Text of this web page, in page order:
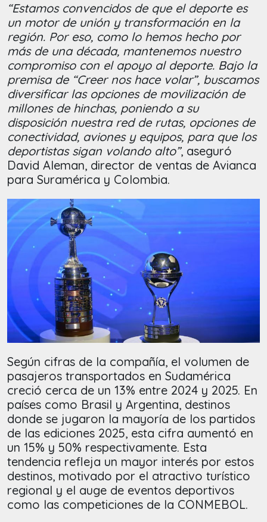
“Estamos convencidos de que el deporte es
un motor de unión y transformación en la
región. Por eso, como lo hemos hecho por
más de una década, mantenemos nuestro
compromiso con el apoyo al deporte. Bajo la
premisa de “Creer nos hace volar”, buscamos
diversificar las opciones de movilización de
millones de hinchas, poniendo a su
disposición nuestra red de rutas, opciones de
conectividad, aviones y equipos, para que los
deportistas sigan volando alto”, aseguró
David Aleman, director de ventas de Avianca
para Suramérica y Colombia.
Según cifras de la compañía, el volumen de
pasajeros transportados en Sudamérica
creció cerca de un 13% entre 2024 y 2025. En
países como Brasil y Argentina, destinos
donde se jugaron la mayoría de los partidos
de las ediciones 2025, esta cifra aumentó en
un 15% y 50% respectivamente. Esta
tendencia refleja un mayor interés por estos
destinos, motivado por el atractivo turístico
regional y el auge de eventos deportivos
como las competiciones de la CONMEBOL.